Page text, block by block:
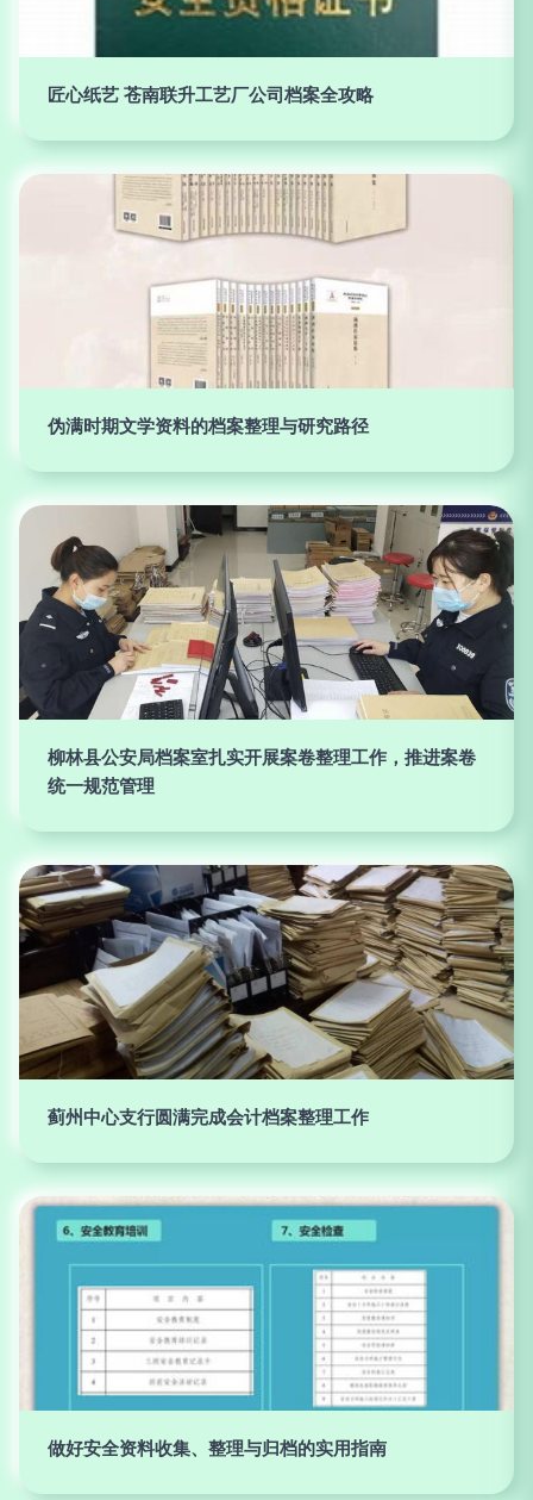
匠心纸艺 苍南联升工艺厂公司档案全攻略
伪满时期文学资料的档案整理与研究路径
柳林县公安局档案室扎实开展案卷整理工作，推进案卷
统一规范管理
蓟州中心支行圆满完成会计档案整理工作
做好安全资料收集、整理与归档的实用指南